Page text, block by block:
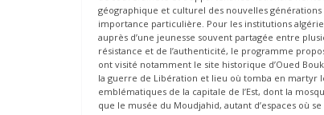
géographique et culturel des nouvelles
importance particulière. Pour les institutions
auprès d’une jeunesse souvent partagée entre
résistance et de l’authenticité, le programme
ont visité notamment le site historique d’Oued
la guerre de Libération et lieu où tomba en martyr
emblématiques de la capitale de l’Est, dont la
que le musée du Moudjahid, autant d’espaces où